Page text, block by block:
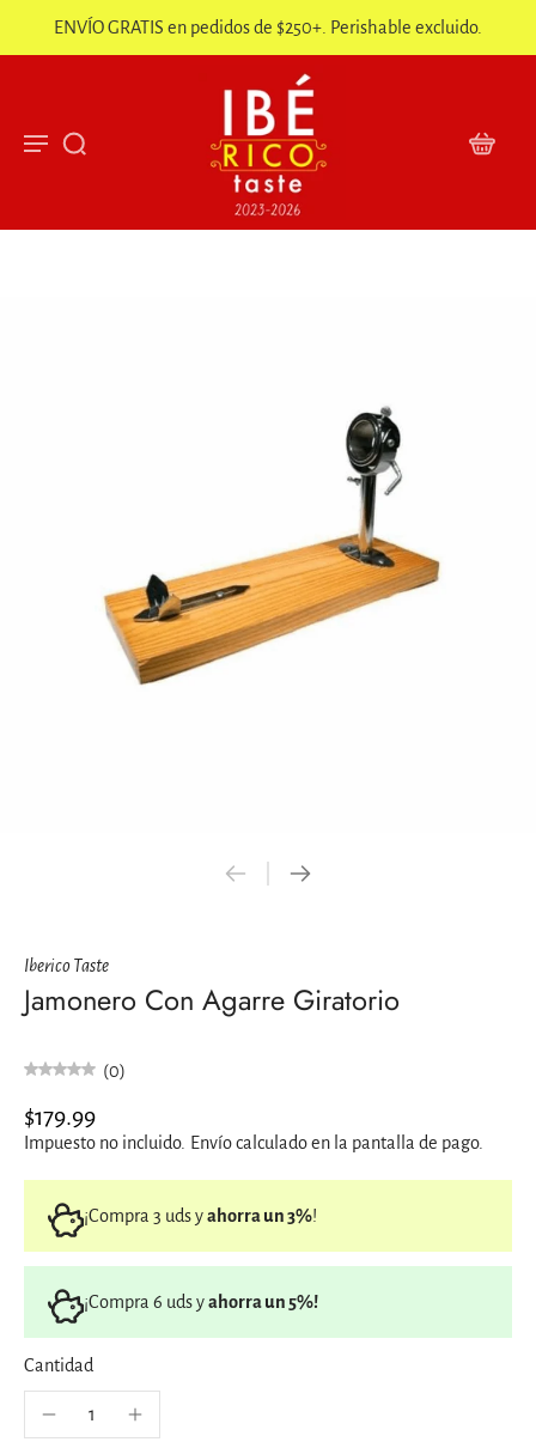
ENVÍO GRATIS en pedidos de $250+. Perishable excluido.
Iberico Taste
Jamonero Con Agarre Giratorio
(0)
$179.99
Impuesto no incluido. Envíocalculado en la pantalla de pago.
¡Compra 3 uds yahorra un 3%!
¡Compra 6 uds yahorra un 5%!
Cantidad